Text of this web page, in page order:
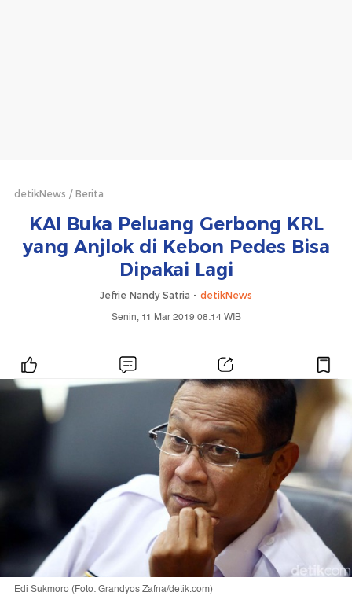
detikNews Berita
KAI Buka Peluang Gerbong KRL
yang Anjlok di Kebon Pedes Bisa
Dipakai Lagi
Jefrie Nandy Satria - detikNews
Senin, 11 Mar 2019 08:14 WIB
Edi Sukmoro (Foto: Grandyos Zafna/detik.com)